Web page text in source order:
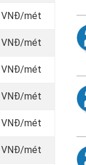
VNĐ/mét
VNĐ/mét
VNĐ/mét
VNĐ/mét
VNĐ/mét
VNĐ/mét